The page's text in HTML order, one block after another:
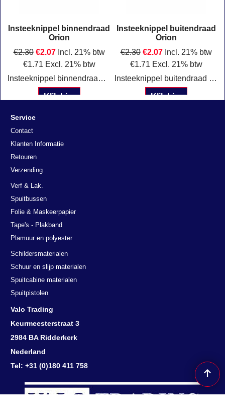
Insteeknippel binnendraad
Orion
€2.30 €2.07 Incl. 21% btw
€1.71 Excl. 21% btw
Insteeknippel binnendraad Orion passing Leverbaar met 1/4"of 3/8"aansluiting
Klik hier
Insteeknippel buitendraad
Orion
€2.30 €2.07 Incl. 21% btw
€1.71 Excl. 21% btw
Insteeknippel buitendraad Orion passing Leverbaar met 1/4", 1/2"of 3/8"aansluiting
Klik hier
Service
Contact
Klanten Informatie
Retouren
Verzending
Verf & Lak.
Spuitbussen
Folie & Maskeerpapier
Tape's - Plakband
Plamuur en polyester
Schildersmaterialen
Schuur en slijp materialen
Spuitcabine materialen
Spuitpistolen
Valo Trading
Keurmeesterstraat 3
2984 BA Ridderkerk
Nederland
Tel: +31 (0)180 411 758